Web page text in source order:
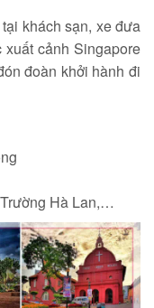
khách sạn, xe đưa
cảnh Singapore
đoàn khởi hành đi
Hà Lan,…